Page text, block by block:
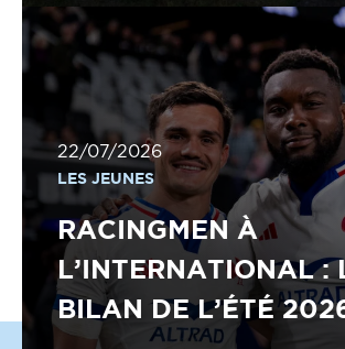
22/07/2026
LES JEUNES
RACINGMEN À
L’INTERNATIONAL :
BILAN DE L’ÉTÉ